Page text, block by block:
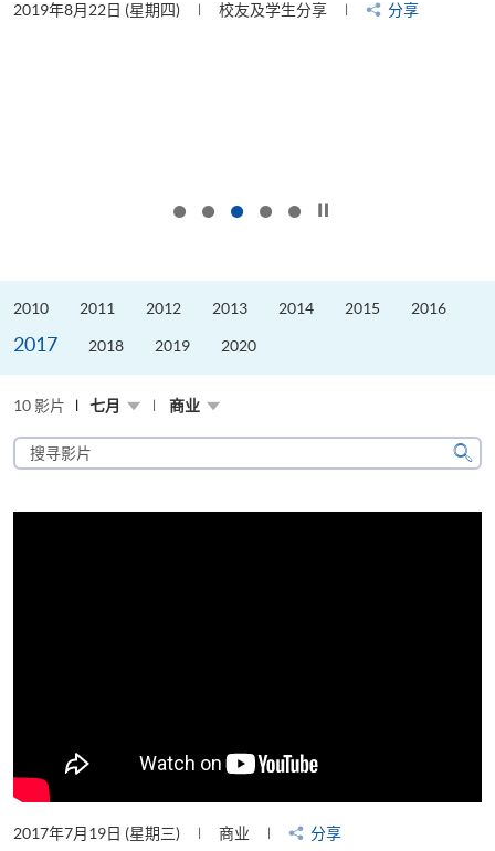
2019年8月22日 (星期四) 校友及学生分享 分享
2010 2011 2012 2013 2014 2015 2016
2017 2018 2019 2020
10 影片 七月 商业
搜
寻
片
搜
2017年7月19日 (星期三) 商业 分享